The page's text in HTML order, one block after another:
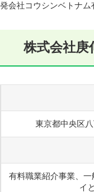
発会社コウシンベトナム
株式会社庚
東京都中央区
有料職業紹介事業、
イ